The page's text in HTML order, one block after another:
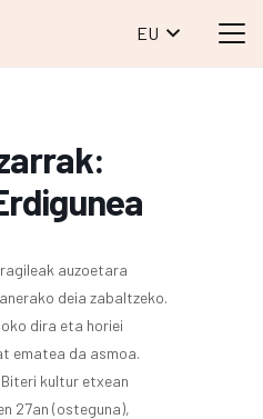
EU
auzoetara
deia zabaltzeko.
dira eta horiei
ematea da asmoa.
kultur etxean
27an (osteguna),